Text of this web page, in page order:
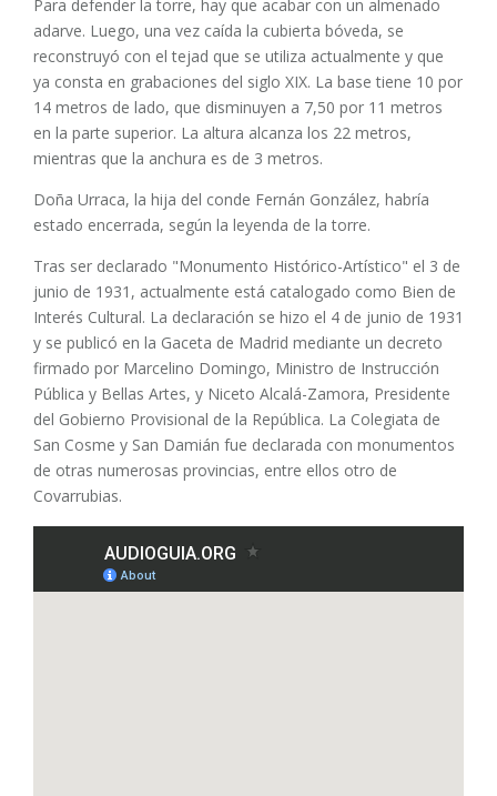
Para defender la torre, hay que acabar con un almenado
adarve. Luego, una vez caída la cubierta bóveda, se
reconstruyó con el tejad que se utiliza actualmente y que
ya consta en grabaciones del siglo XIX. La base tiene 10 por
14 metros de lado, que disminuyen a 7,50 por 11 metros
en la parte superior. La altura alcanza los 22 metros,
mientras que la anchura es de 3 metros.
Doña Urraca, la hija del conde Fernán González, habría
estado encerrada, según la leyenda de la torre.
Tras ser declarado "Monumento Histórico-Artístico" el 3 de
junio de 1931, actualmente está catalogado como Bien de
Interés Cultural. La declaración se hizo el 4 de junio de 1931
y se publicó en la Gaceta de Madrid mediante un decreto
firmado por Marcelino Domingo, Ministro de Instrucción
Pública y Bellas Artes, y Niceto Alcalá-Zamora, Presidente
del Gobierno Provisional de la República. La Colegiata de
San Cosme y San Damián fue declarada con monumentos
de otras numerosas provincias, entre ellos otro de
Covarrubias.